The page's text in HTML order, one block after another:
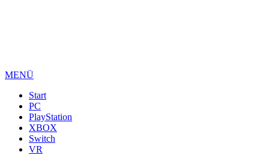
MENÜ
Start
PC
PlayStation
XBOX
Switch
VR